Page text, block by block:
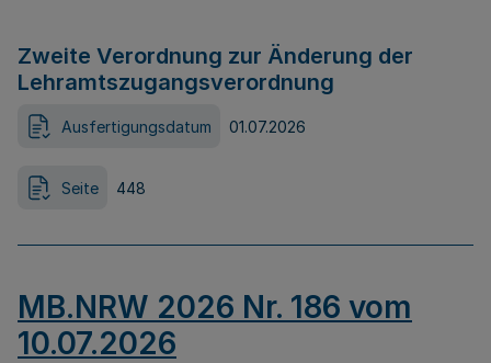
Zweite Verordnung zur Änderung der
Lehramtszugangsverordnung
Ausfertigungsdatum 01.07.2026
Seite 448
MB.NRW 2026 Nr. 186 vom
10.07.2026